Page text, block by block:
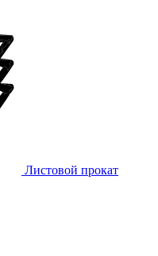
Листовой прокат